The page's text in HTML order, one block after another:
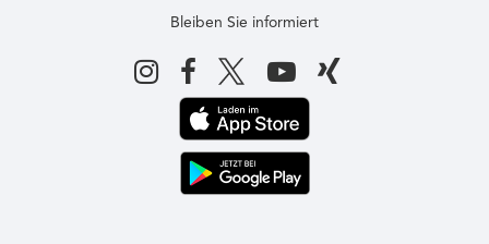
Bleiben Sie informiert